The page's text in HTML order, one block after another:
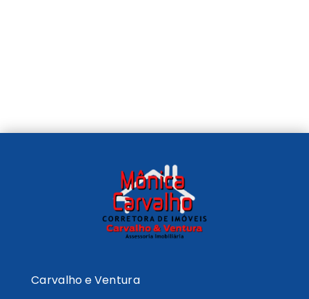
Carvalho e Ventura